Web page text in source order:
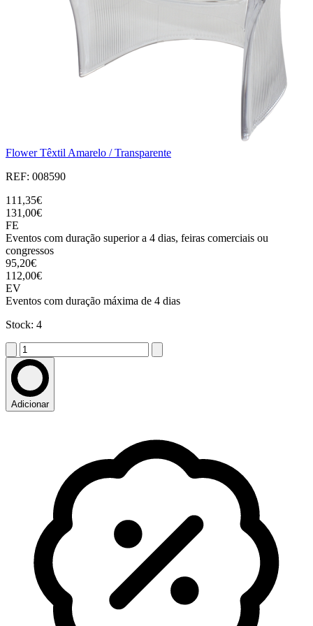
Flower Têxtil Amarelo / Transparente
REF: 008590
111,35€
131,00€
FE
Eventos com duração superior a 4 dias, feiras comerciais ou
congressos
95,20€
112,00€
EV
Eventos com duração máxima de 4 dias
Stock: 4
Adicionar